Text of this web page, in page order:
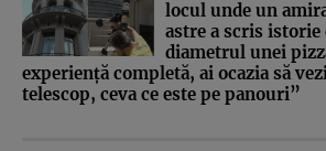
locul unde un
astre a scris istorie
diametrul unei
experienţă completă, ai ocazia să
telescop, ceva ce este pe panouri”